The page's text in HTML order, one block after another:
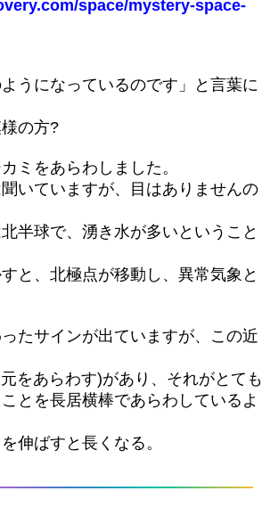
space/mystery-space-
ようになっているのです」と言葉に
の方?
ミをあらわしました。
いていますが、目はありませんの
半球で、湧き水が多いということ
と、北極点が移動し、異常気象と
たサインが出ていますが、この近
をあらわす)があり、それがとても
とを長居横棒であらわしているよ
伸ばすと長くなる。